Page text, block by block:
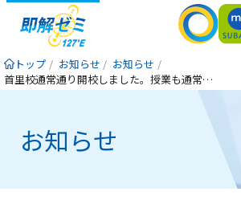
トップ お知らせ
お知らせ
首里校通常通り開校しました。授業も通常通り行います。【11/24(月)15：30現在】
お知らせ